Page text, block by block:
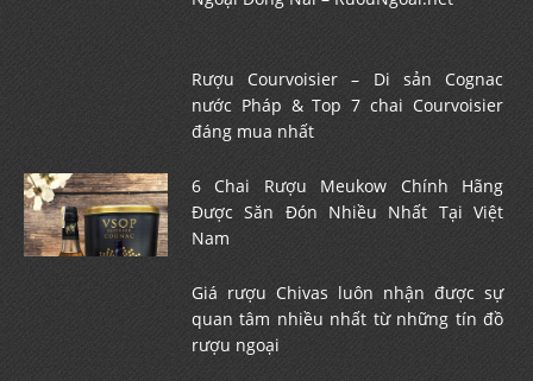
Rượu Courvoisier – Di sản Cognac
nước Pháp & Top 7 chai Courvoisier
đáng mua nhất
6 Chai Rượu Meukow Chính Hãng
Được Săn Đón Nhiều Nhất Tại Việt
Nam
Giá rượu Chivas luôn nhận được sự
quan tâm nhiều nhất từ những tín đồ
rượu ngoại